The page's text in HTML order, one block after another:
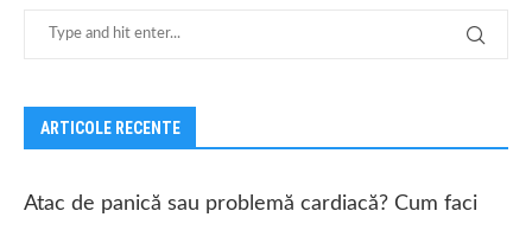
ARTICOLE RECENTE
Atac de panică sau problemă cardiacă? Cum faci